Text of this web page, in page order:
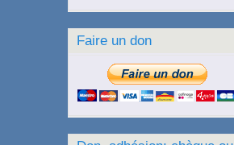
Faire un don